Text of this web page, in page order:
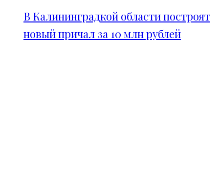
В Калининградкой области построят
новый причал за 10 млн рублей